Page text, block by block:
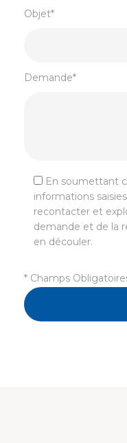
Objet*
Demande*
En soumettant
informations
recontacter et
demande et de la
en découler.
* Champs